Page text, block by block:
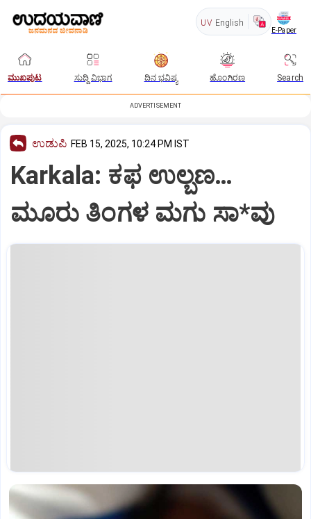
UV English
E-Paper
ಮುಖಪುಟ ಸುದ್ದಿ ವಿಭಾಗ ದಿನ ಭವಿಷ್ಯ ಹೊಂಗಿರಣ Search
ADVERTISEMENT
ಉಡುಪಿ FEB 15, 2025, 10:24 PM IST
Karkala: ಕಫ ಉಲ್ಬಣ…
ಮೂರು ತಿಂಗಳ ಮಗು ಸಾ*ವು